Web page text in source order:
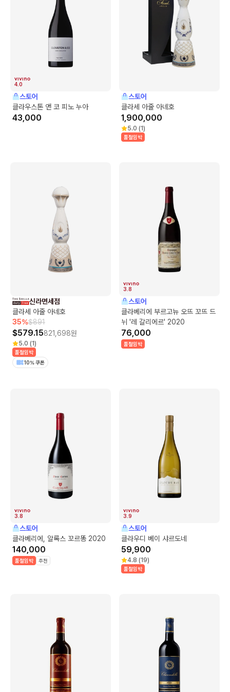
4.0
스토어
클라우스톤 앤 코 피노 누아
43,000
스토어
클라세 아줄 아네호
1,900,000
5.0 (1)
품절임박
신라면세점
클라세 아줄 아네호
35%$891
$579.15821,698원
5.0 (1)
품절임박
10% 쿠폰
3.8
스토어
클라베리에 부르고뉴 오뜨 꼬뜨 드
뉘 '레 갈리에르' 2020
76,000
품절임박
3.8
스토어
클라베리에, 알록스 꼬르똥 2020
140,000
품절임박 추천
3.9
스토어
클라우디 베이 샤르도네
59,900
4.8 (19)
품절임박